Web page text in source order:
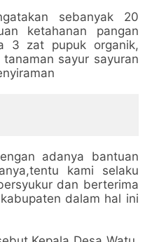
sebanyak 20
ketahanan pangan
3 zat pupuk organik,
sayur sayuran
adanya bantuan
kami selaku
dan berterima
dalam hal ini